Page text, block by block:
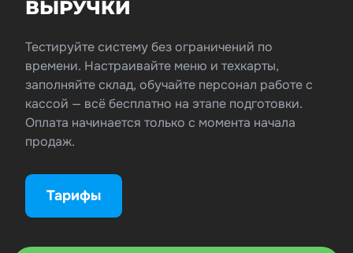
ВЫРУЧКИ
Тестируйте систему без ограничений по
времени. Настраивайте меню и техкарты,
заполняйте склад, обучайте персонал работе с
кассой — всё бесплатно на этапе подготовки.
Оплата начинается только с момента начала
продаж.
Тарифы